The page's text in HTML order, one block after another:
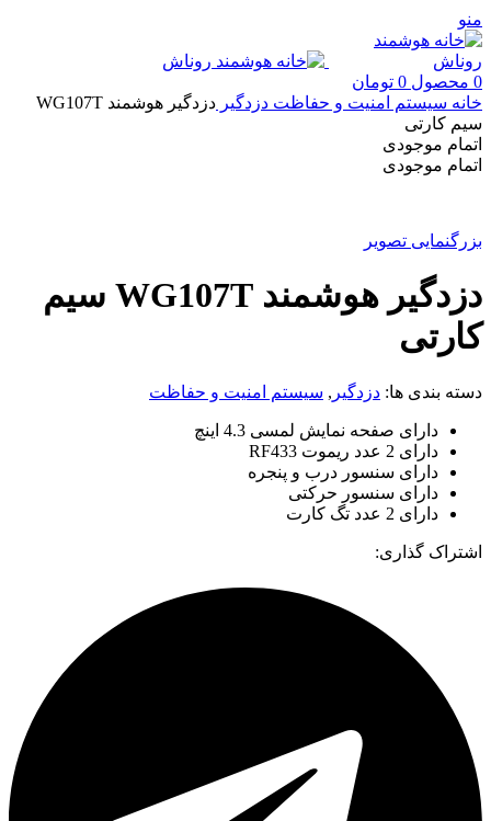
منو
0 محصول 0 تومان
خانه سیستم امنیت و حفاظت دزدگیر
دزدگیر هوشمند WG107T
سیم کارتی
اتمام موجودی
اتمام موجودی
بزرگنمایی تصویر
دزدگیر هوشمند WG107T سیم
کارتی
دسته بندی ها: دزدگیر , سیستم امنیت و حفاظت
دارای صفحه نمایش لمسی 4.3 اینچ
دارای 2 عدد ریموت RF433
دارای سنسور درب و پنجره
دارای سنسور حرکتی
دارای 2 عدد تگ کارت
اشتراک گذاری: